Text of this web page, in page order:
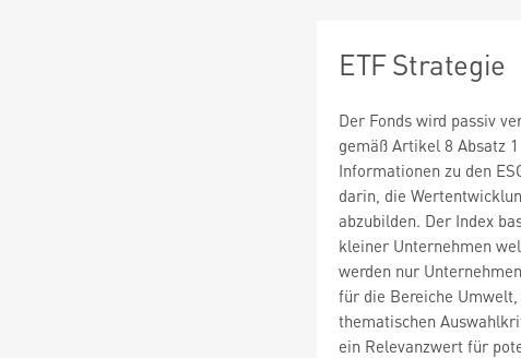
ETF Strategie
Der Fonds wird passiv
gemäß Artikel 8 Absatz
Informationen zu den
darin, die
abzubilden. Der Index
kleiner Unternehmen
werden nur
für die Bereiche
thematischen
ein Relevanzwert für